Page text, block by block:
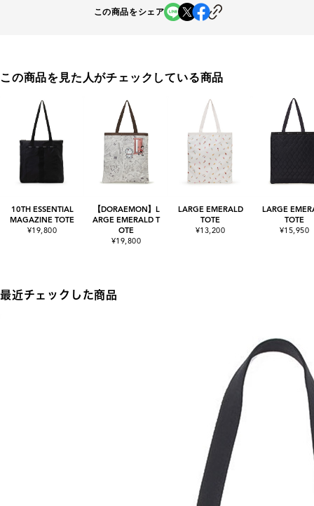
この商品をシェア
この商品を見た人がチェックしている商品
10TH ESSENTIAL
MAGAZINE TOTE
¥19,800
【DORAEMON】L
ARGE EMERALD T
OTE
¥19,800
LARGE EMERALD
TOTE
¥13,200
LARGE
TOTE
¥15,950
最近チェックした商品